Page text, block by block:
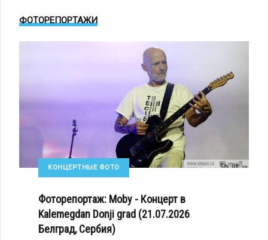
ФОТОРЕПОРТАЖИ
КОНЦЕРТНЫЕ ФОТО
Фоторепортаж: Moby - Концерт в
Kalemegdan Donji grad (21.07.2026
Белград, Сербия)